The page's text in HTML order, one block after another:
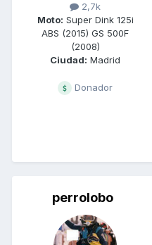
2,7k
Moto: Super Dink 125i
ABS (2015) GS 500F
(2008)
Ciudad: Madrid
Donador
perrolobo